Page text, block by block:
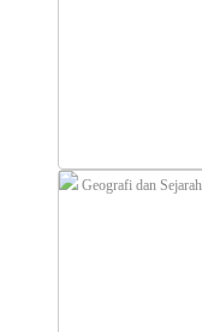
Geografi dan Sejarah